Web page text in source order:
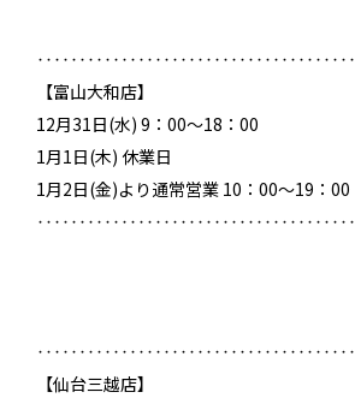
‥‥‥‥‥‥‥‥‥‥‥‥‥‥‥‥‥‥‥
【富山大和店】
12月31日(水) 9：00～18：00
1月1日(木) 休業日
1月2日(金)より通常営業 10：00～19：00
‥‥‥‥‥‥‥‥‥‥‥‥‥‥‥‥‥‥‥
‥‥‥‥‥‥‥‥‥‥‥‥‥‥‥‥‥‥‥
【仙台三越店】